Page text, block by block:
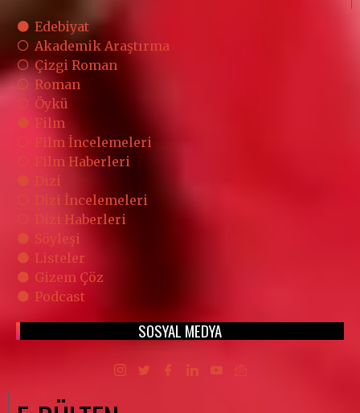
Edebiyat
Akademik Araştırma
Çizgi Roman
Roman
Öykü
Film
Film İncelemeleri
Film Haberleri
Dizi
Dizi İncelemeleri
Dizi Haberleri
Söyleşi
Listeler
Gizem Çöz
Podcast
SOSYAL MEDYA